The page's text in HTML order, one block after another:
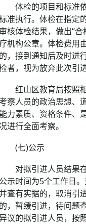
检的项目和标准依
准执行。体检在指定
核体检结果，做出“合
机构公章。体检费用
，接到通知后及时进
者，视为放弃此次引
山区教育局按照相
察人员的政治思想、
力素质、资格条件、
进行全面考察。
七)公示
拟引进人员结果在
示时间为5个工作日
查有实据的，取消引
，暂缓引进，待问题
议的拟引进人员，按